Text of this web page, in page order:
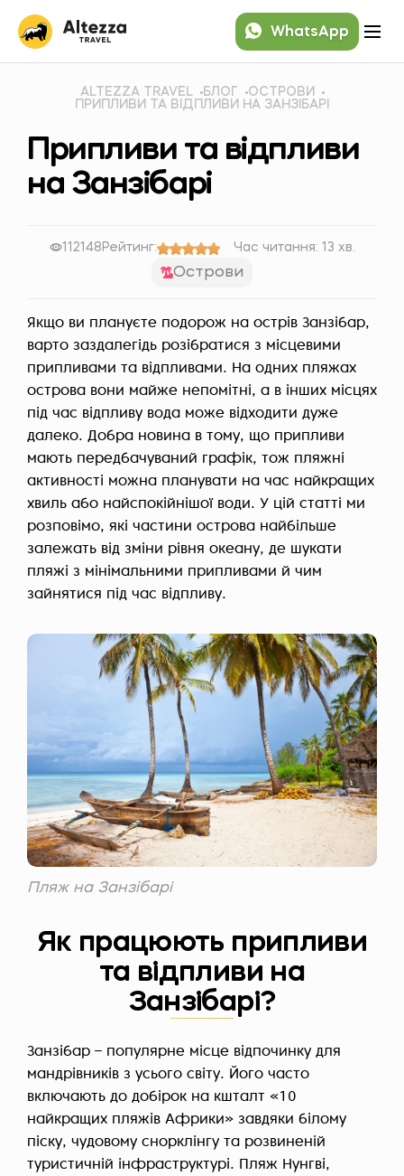
WhatsApp
ALTEZZA TRAVEL БЛОГ
ОСТРОВИ
ПРИПЛИВИ ТА ВІДПЛИВИ НА ЗАНЗІБАРІ
Припливи та відпливи
на Занзібарі
112148 Рейтинг: Час читання: 13 хв.
Острови
Якщо ви плануєте подорож на острів Занзібар,
варто заздалегідь розібратися з місцевими
припливами та відпливами. На одних пляжах
острова вони майже непомітні, а в інших місцях
під час відпливу вода може відходити дуже
далеко. Добра новина в тому, що припливи
мають передбачуваний графік, тож пляжні
активності можна планувати на час найкращих
хвиль або найспокійнішої води. У цій статті ми
розповімо, які частини острова найбільше
залежать від зміни рівня океану, де шукати
пляжі з мінімальними припливами й чим
зайнятися під час відпливу.
Пляж на Занзібарі
Як працюють припливи
та відпливи на
Занзібарі?
Занзібар – популярне місце відпочинку для
мандрівників з усього світу. Його часто
включають до добірок на кшталт «10
найкращих пляжів Африки» завдяки білому
піску, чудовому снорклінгу та розвиненій
туристичній інфраструктурі. Пляж Нунгві,